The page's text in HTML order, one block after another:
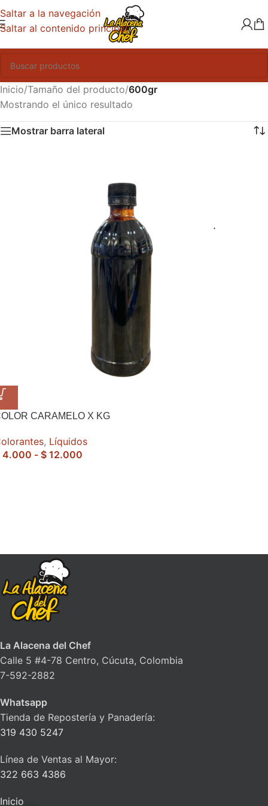
Saltar a la navegación
Saltar al contenido principal
Inicio/Tamaño del producto/600gr
Mostrando el único resultado
Mostrar barra lateral
CARAMELO X KG
, Líquidos
4.000 - $ 12.000
La Alacena del Chef
Calle 5 #4-78 Centro, Cúcuta, Colombia
7-592-2882
Whatsapp
Tienda de Repostería y Panadería:
319 430 5247
Línea de Ventas al Mayor:
322 663 4386
Inicio